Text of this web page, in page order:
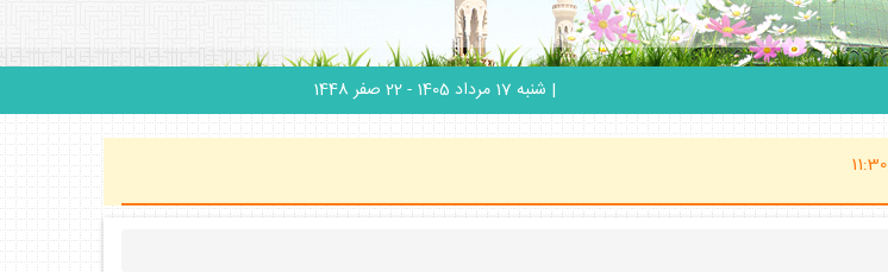
| شنبه 17 مرداد 1405 - 22 صفر 1448
(ساعت پاسخگوي احكام شرعي 20 الي 21:30 شب10 صبح الي 11:30